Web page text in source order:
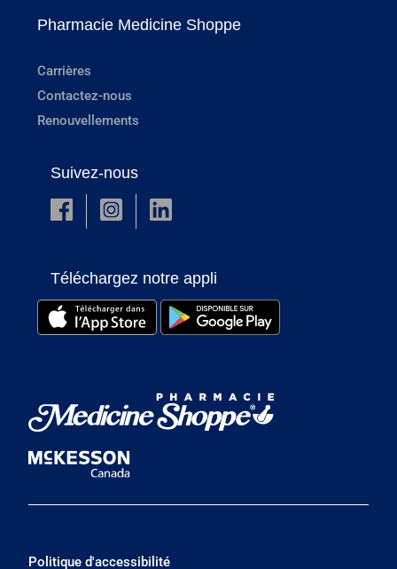
Pharmacie Medicine Shoppe
Carrières
Contactez-nous
Renouvellements
Suivez-nous
Téléchargez notre appli
Politique d'accessibilité